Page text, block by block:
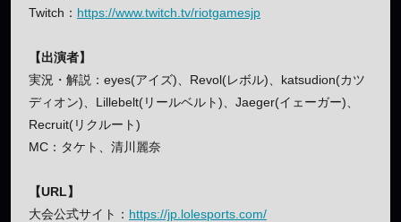
Twitch： https://www.twitch.tv/riotgamesjp
【出演者】
実況・解説：eyes(アイズ)、Revol(レボル)、katsudion(カツ
ディオン)、Lillebelt(リールベルト)、Jaeger(イェーガー)、
Recruit(リクルート)
MC：タケト、清川麗奈
【URL】
大会公式サイト： https://jp.lolesports.com/